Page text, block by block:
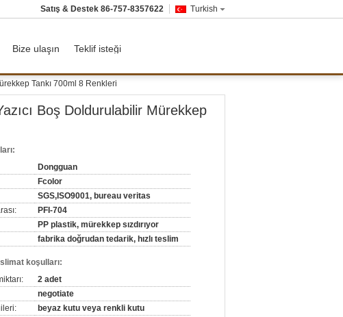
Turkish
Satış & Destek 86-757-8357622
Bize ulaşın Teklif isteği
Tankı 700ml 8 Renkleri
Boş Doldurulabilir Mürekkep
Dongguan
Fcolor
SGS,ISO9001, bureau veritas
PFI-704
PP plastik, mürekkep sızdırıyor
fabrika doğrudan tedarik, hızlı teslim
koşulları:
2 adet
negotiate
beyaz kutu veya renkli kutu